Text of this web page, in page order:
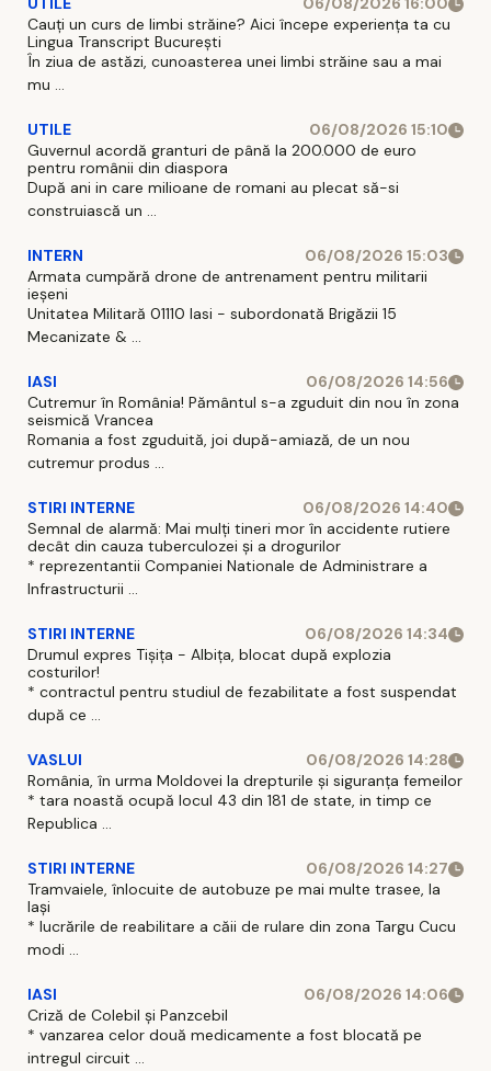
Cauți un curs de limbi străine? Aici începe experiența ta cu
Lingua Transcript București
În ziua de astăzi, cunoasterea unei limbi străine sau a mai
mu ...
UTILE
06/08/2026 15:10
Guvernul acordă granturi de până la 200.000 de euro
pentru românii din diaspora
După ani in care milioane de romani au plecat să-si
construiască un ...
INTERN
06/08/2026 15:03
Armata cumpără drone de antrenament pentru militarii
ieșeni
Unitatea Militară 01110 Iasi - subordonată Brigăzii 15
Mecanizate & ...
IASI
06/08/2026 14:56
Cutremur în România! Pământul s-a zguduit din nou în zona
seismică Vrancea
Romania a fost zguduită, joi după-amiază, de un nou
cutremur produs ...
STIRI INTERNE
06/08/2026 14:40
Semnal de alarmă: Mai mulți tineri mor în accidente rutiere
decât din cauza tuberculozei și a drogurilor
* reprezentantii Companiei Nationale de Administrare a
Infrastructurii ...
STIRI INTERNE
06/08/2026 14:34
Drumul expres Tișița - Albița, blocat după explozia
costurilor!
* contractul pentru studiul de fezabilitate a fost suspendat
după ce ...
VASLUI
06/08/2026 14:28
România, în urma Moldovei la drepturile și siguranța femeilor
* tara noastă ocupă locul 43 din 181 de state, in timp ce
Republica ...
STIRI INTERNE
06/08/2026 14:27
Tramvaiele, înlocuite de autobuze pe mai multe trasee, la
Iași
* lucrările de reabilitare a căii de rulare din zona Targu Cucu
modi ...
IASI
06/08/2026 14:06
Criză de Colebil și Panzcebil
* vanzarea celor două medicamente a fost blocată pe
intregul circuit ...